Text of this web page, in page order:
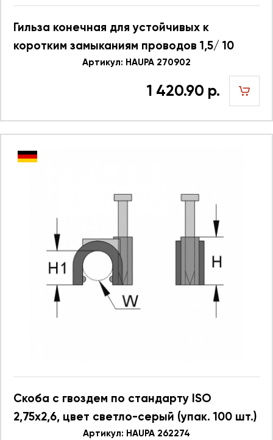
Гильза конечная для устойчивых к
коротким замыканиям проводов 1,5/ 10
цвет чёрный (упак. 100 шт.)
Артикул: HAUPA 270902
1 420.90 р.
Скоба с гвоздем по стандарту ISO
2,75х2,6, цвет светло-серый (упак. 100 шт.)
Артикул: HAUPA 262274